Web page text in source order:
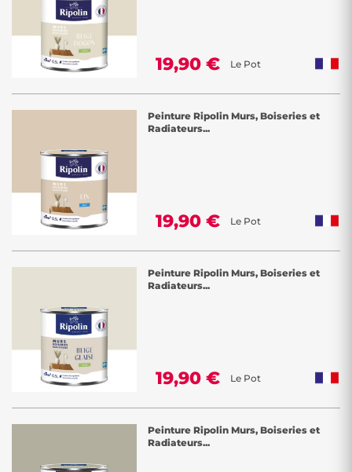
19,90 € Le Pot
Peinture Ripolin Murs, Boiseries et
Radiateurs...
19,90 € Le Pot
Peinture Ripolin Murs, Boiseries et
Radiateurs...
19,90 € Le Pot
Peinture Ripolin Murs, Boiseries et
Radiateurs...